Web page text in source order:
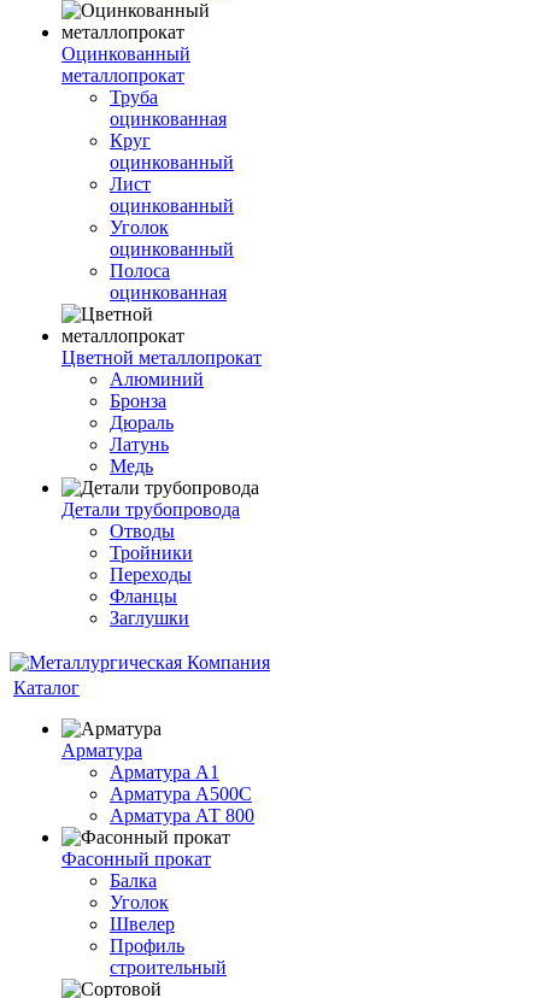
Оцинкованный
металлопрокат
Труба
оцинкованная
Круг
оцинкованный
Лист
оцинкованный
Уголок
оцинкованный
Полоса
оцинкованная
Цветной металлопрокат
Алюминий
Бронза
Дюраль
Латунь
Медь
Детали трубопровода
Отводы
Тройники
Переходы
Фланцы
Заглушки
Каталог
Арматура
Арматура А1
Арматура А500С
Арматура АТ 800
Фасонный прокат
Балка
Уголок
Швелер
Профиль
строительный